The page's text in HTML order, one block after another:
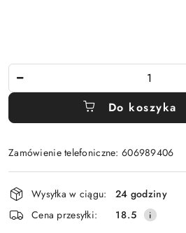
Do koszyka
Zamówienie telefoniczne: 606989406
Wyślij
Dostępność
i
dostawa
Wysyłka w ciągu:
24 godziny
Cena przesyłki:
18.5